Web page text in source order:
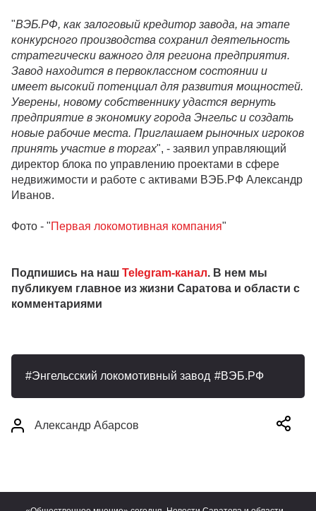
"ВЭБ.РФ, как залоговый кредитор завода, на этапе
конкурсного производства сохранил деятельность
стратегически важного для региона предприятия.
Завод находится в первоклассном состоянии и
имеет высокий потенциал для развития мощностей.
Уверены, новому собственнику удастся вернуть
предприятие в экономику города Энгельс и создать
новые рабочие места. Приглашаем рыночных игроков
принять участие в торгах", - заявил управляющий
директор блока по управлению проектами в сфере
недвижимости и работе с активами ВЭБ.РФ Александр
Иванов.
Фото - "Первая локомотивная компания"
Подпишись на наш Telegram-канал. В нем мы
публикуем главное из жизни Саратова и области с
комментариями
Энгельсский локомотивный завод ВЭБ.РФ
Александр Абарсов